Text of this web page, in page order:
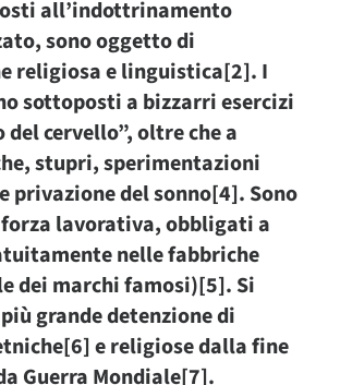
all’indottrinamento
sono oggetto di
religiosa e linguistica[2]. I
sottoposti a bizzarri esercizi
cervello”, oltre che a
stupri, sperimentazioni
privazione del sonno[4]. Sono
lavorativa, obbligati a
nelle fabbriche
dei marchi famosi)[5]. Si
grande detenzione di
e religiose dalla fine
Guerra Mondiale[7].